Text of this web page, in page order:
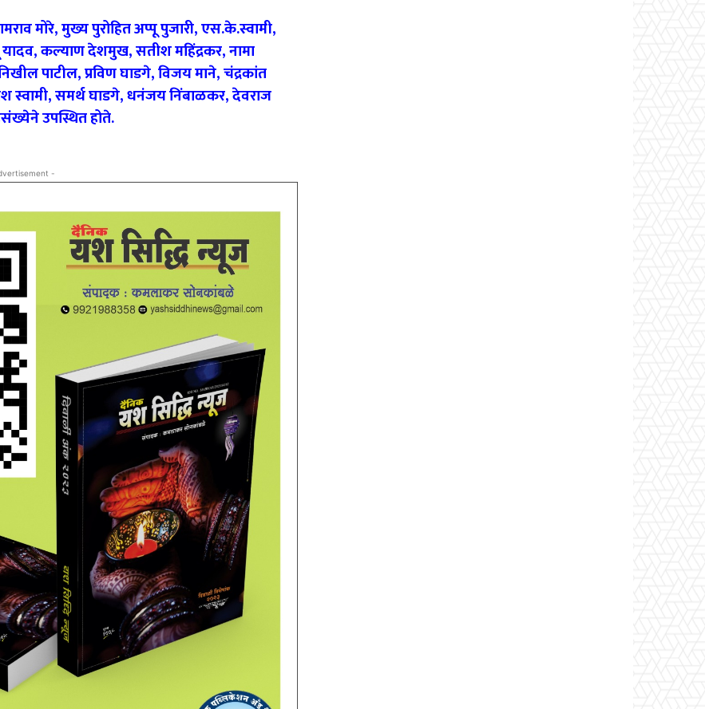
मोरे, मुख्य पुरोहित अप्पू पुजारी, एस.के.स्वामी,
कल्याण देशमुख, सतीश महिंद्रकर, नामा
पाटील, प्रविण घाडगे, विजय माने, चंद्रकांत
स्वामी, समर्थ घाडगे, धनंजय निंबाळकर, देवराज
उपस्थित होते.
-